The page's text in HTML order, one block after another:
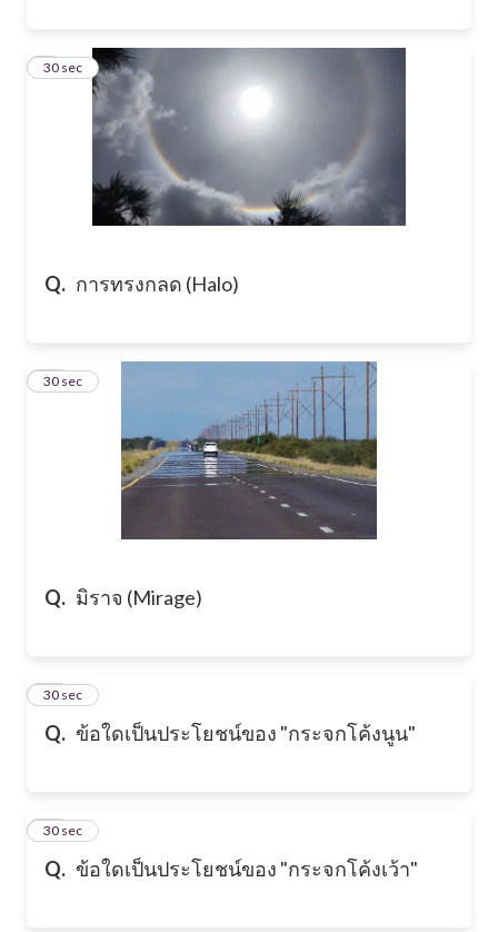
Q. การทรงกลด (Halo)
9
30 sec
Q. มิราจ (Mirage)
10
30 sec
Q. ข้อใดเป็นประโยชน์ของ "กระจกโค้งนูน"
11
30 sec
Q. ข้อใดเป็นประโยชน์ของ "กระจกโค้งเว้า"
12
30 sec